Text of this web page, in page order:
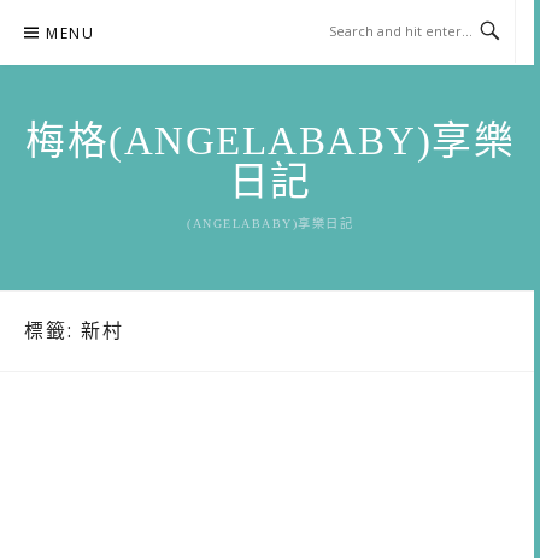
content
MENU
梅格(ANGELABABY)享樂
日記
(ANGELABABY)享樂日記
標籤: 新村